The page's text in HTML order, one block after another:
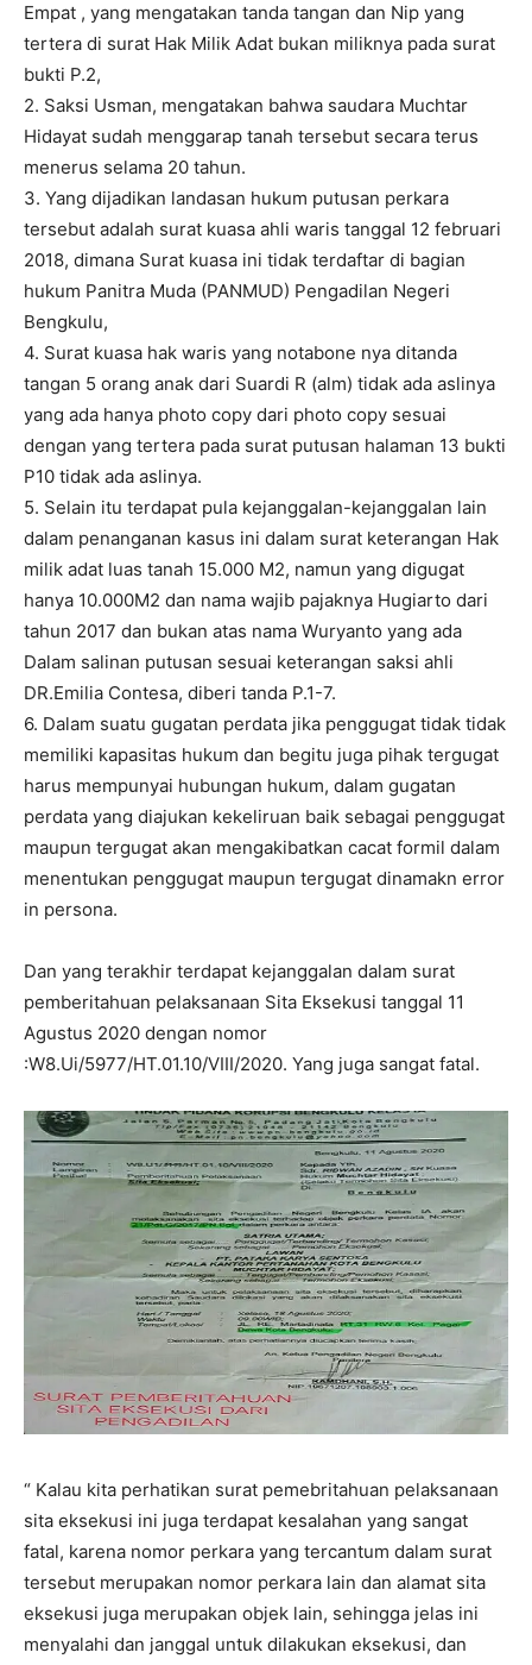
Empat , yang mengatakan tanda tangan dan Nip yang
tertera di surat Hak Milik Adat bukan miliknya pada surat
bukti P.2,
2. Saksi Usman, mengatakan bahwa saudara Muchtar
Hidayat sudah menggarap tanah tersebut secara terus
menerus selama 20 tahun.
3. Yang dijadikan landasan hukum putusan perkara
tersebut adalah surat kuasa ahli waris tanggal 12 februari
2018, dimana Surat kuasa ini tidak terdaftar di bagian
hukum Panitra Muda (PANMUD) Pengadilan Negeri
Bengkulu,
4. Surat kuasa hak waris yang notabone nya ditanda
tangan 5 orang anak dari Suardi R (alm) tidak ada aslinya
yang ada hanya photo copy dari photo copy sesuai
dengan yang tertera pada surat putusan halaman 13 bukti
P10 tidak ada aslinya.
5. Selain itu terdapat pula kejanggalan-kejanggalan lain
dalam penanganan kasus ini dalam surat keterangan Hak
milik adat luas tanah 15.000 M2, namun yang digugat
hanya 10.000M2 dan nama wajib pajaknya Hugiarto dari
tahun 2017 dan bukan atas nama Wuryanto yang ada
Dalam salinan putusan sesuai keterangan saksi ahli
DR.Emilia Contesa, diberi tanda P.1-7.
6. Dalam suatu gugatan perdata jika penggugat tidak tidak
memiliki kapasitas hukum dan begitu juga pihak tergugat
harus mempunyai hubungan hukum, dalam gugatan
perdata yang diajukan kekeliruan baik sebagai penggugat
maupun tergugat akan mengakibatkan cacat formil dalam
menentukan penggugat maupun tergugat dinamakn error
in persona.
Dan yang terakhir terdapat kejanggalan dalam surat
pemberitahuan pelaksanaan Sita Eksekusi tanggal 11
Agustus 2020 dengan nomor
:W8.Ui/5977/HT.01.10/VIII/2020. Yang juga sangat fatal.
“ Kalau kita perhatikan surat pemebritahuan pelaksanaan
sita eksekusi ini juga terdapat kesalahan yang sangat
fatal, karena nomor perkara yang tercantum dalam surat
tersebut merupakan nomor perkara lain dan alamat sita
eksekusi juga merupakan objek lain, sehingga jelas ini
menyalahi dan janggal untuk dilakukan eksekusi, dan